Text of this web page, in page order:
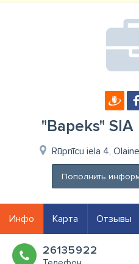
"Bapeks" SIA
Rūpnīcu iela 4,
Пополнить
Инфо Карта Отзывы
26135922